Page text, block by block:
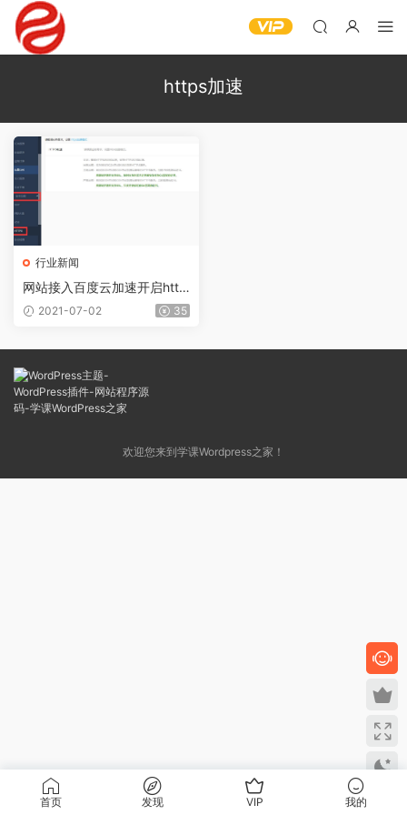
https加速
行业新闻
网站接入百度云加速开启http
s教程2021-07-02 35
欢迎您来到学课Wordpress之家！
首页 发现 VIP 我的